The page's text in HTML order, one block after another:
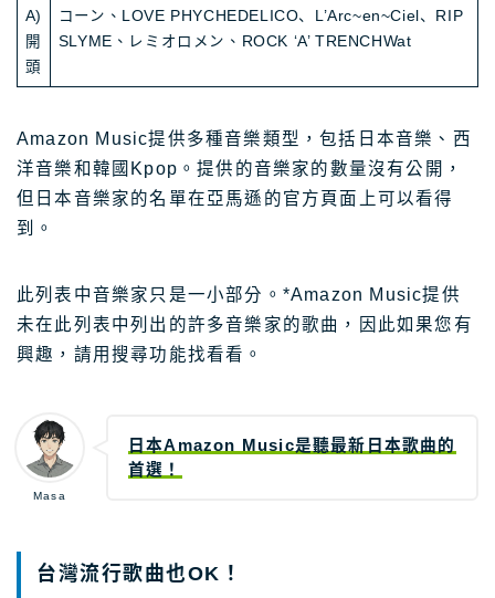
A)
開
頭
コーン、LOVE PHYCHEDELICO、L’Arc~en~Ciel、RIP
SLYME、レミオロメン、ROCK ‘A’ TRENCHWat
Amazon Music提供多種音樂類型，包括日本音樂、西
洋音樂和韓國Kpop。提供的音樂家的數量沒有公開，
但日本音樂家的名單在亞馬遜的官方頁面上可以看得
到。
此列表中音樂家只是一小部分。*Amazon Music提供
未在此列表中列出的許多音樂家的歌曲，因此如果您有
興趣，請用搜尋功能找看看。
Masa
日本Amazon Music是聽最新日本歌曲的
首選！
台灣流行歌曲也OK！